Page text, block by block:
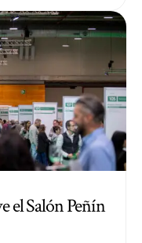
el Salón Peñín